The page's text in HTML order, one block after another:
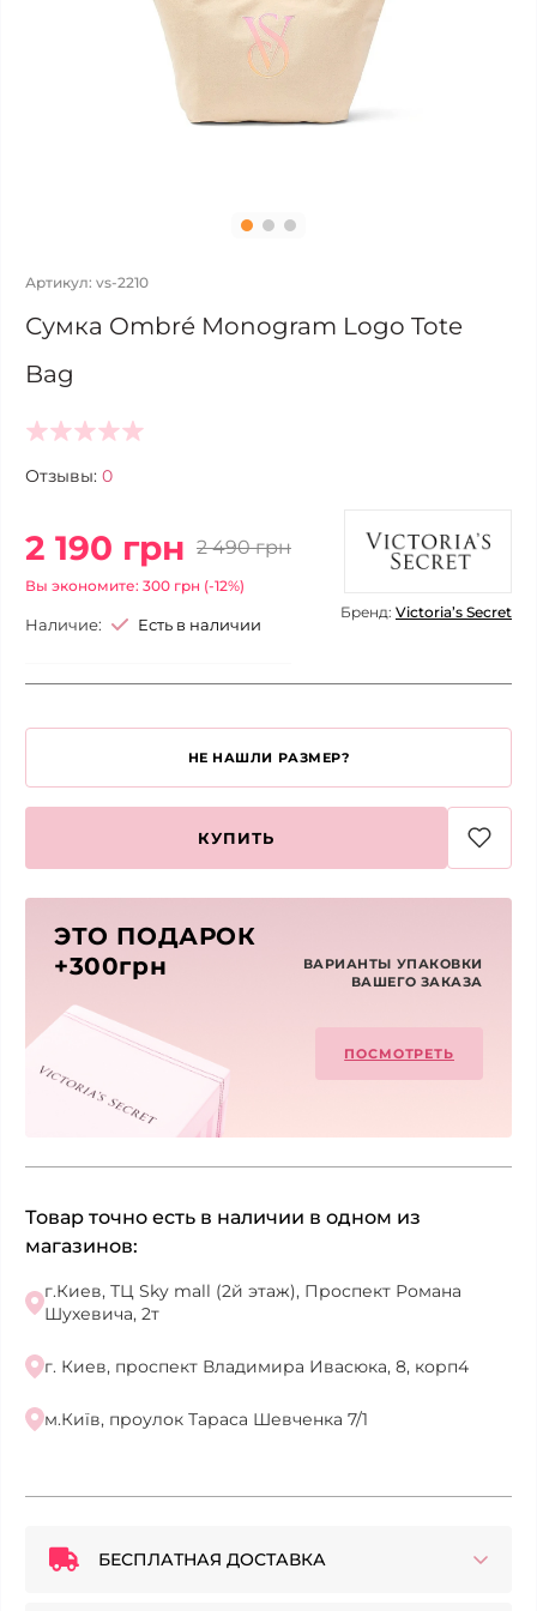
Артикул: vs-2210
Сумка Ombré Monogram Logo Tote
Bag
Отзывы: 0
2 190 грн 2 490 грн
Вы экономите: 300 грн (-12%)
Наличие: Есть в наличии
Бренд: Victoria’s Secret
НЕ НАШЛИ РАЗМЕР?
КУПИТЬ
ЭТО ПОДАРОК
+300грн
ВАРИАНТЫ УПАКОВКИ
ВАШЕГО ЗАКАЗА
ПОСМОТРЕТЬ
Товар точно есть в наличии в одном из
магазинов:
г.Киев, ТЦ Sky mall (2й этаж), Проспект Романа
Шухевича, 2т
г. Киев, проспект Владимира Ивасюка, 8, корп4
м.Київ, проулок Тараса Шевченка 7/1
БЕСПЛАТНАЯ ДОСТАВКА